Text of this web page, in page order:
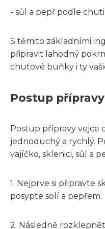
- sůl a pepř podle chuti
S těmito základními
připravit lahodný
chuťové buňky i ty
Postup
Postup přípravy vejce
jednoduchý a rychlý.
vajíčko, sklenici, sůl a
1. Nejprve si připravte
posypte solí a pepřem.
2. Následně